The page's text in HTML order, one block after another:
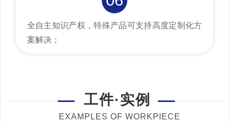
全自主知识产权，特殊产品可支持高度定制化方
案解决；
工件·实例
EXAMPLES OF WORKPIECE